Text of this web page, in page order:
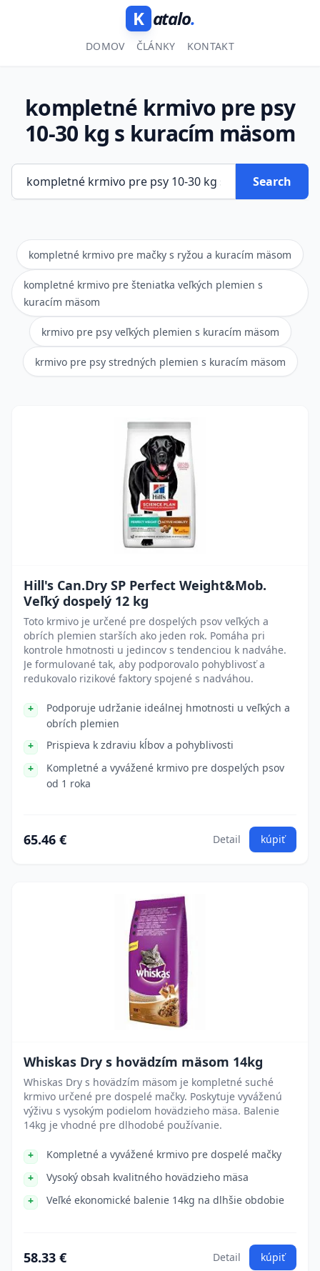
K atalo.
DOMOV ČLÁNKY KONTAKT
kompletné krmivo pre psy
10-30 kg s kuracím mäsom
Search
kompletné krmivo pre mačky s ryžou a kuracím mäsom
kompletné krmivo pre šteniatka veľkých plemien s
kuracím mäsom
krmivo pre psy veľkých plemien s kuracím mäsom
krmivo pre psy stredných plemien s kuracím mäsom
Hill's Can.Dry SP Perfect Weight&Mob.
Veľký dospelý 12 kg
Toto krmivo je určené pre dospelých psov veľkých a
obrích plemien starších ako jeden rok. Pomáha pri
kontrole hmotnosti u jedincov s tendenciou k nadváhe.
Je formulované tak, aby podporovalo pohyblivosť a
redukovalo rizikové faktory spojené s nadváhou.
Podporuje udržanie ideálnej hmotnosti u veľkých a
obrích plemien
Prispieva k zdraviu kĺbov a pohyblivosti
Kompletné a vyvážené krmivo pre dospelých psov
od 1 roka
65.46 € Detail kúpiť
Whiskas Dry s hovädzím mäsom 14kg
Whiskas Dry s hovädzím mäsom je kompletné suché
krmivo určené pre dospelé mačky. Poskytuje vyváženú
výživu s vysokým podielom hovädzieho mäsa. Balenie
14kg je vhodné pre dlhodobé používanie.
Kompletné a vyvážené krmivo pre dospelé mačky
Vysoký obsah kvalitného hovädzieho mäsa
Veľké ekonomické balenie 14kg na dlhšie obdobie
58.33 € Detail kúpiť